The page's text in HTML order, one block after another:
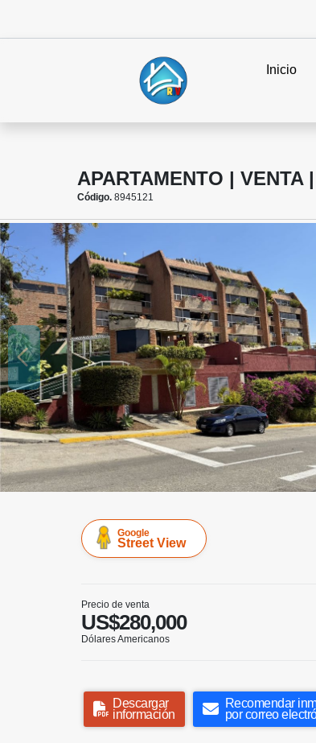
Inicio
APARTAMENTO | VENTA
Código. 8945121
Google
Street View
Precio de venta
US$280,000
Dólares Americanos
Descargar
información
Recomendar
por correo